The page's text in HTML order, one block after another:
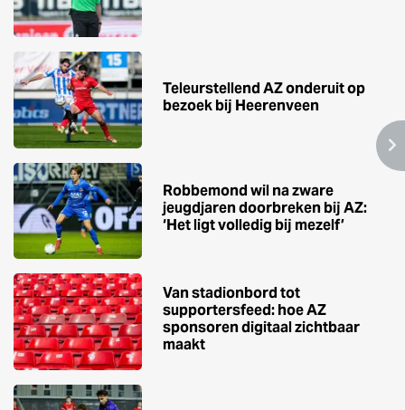
Teleurstellend AZ onderuit op
bezoek bij Heerenveen
Robbemond wil na zware
jeugdjaren doorbreken bij AZ:
‘Het ligt volledig bij mezelf’
Van stadionbord tot
supportersfeed: hoe AZ
sponsoren digitaal zichtbaar
maakt